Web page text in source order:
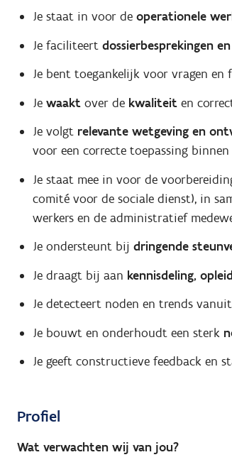
Je staat in voor de operationele
Je faciliteert dossierbesprekingen
Je bent toegankelijk voor vragen en
Je waaktover de kwaliteit en
Je volgtrelevante wetgeving en
voor een correcte toepassing
Je staat mee in voor de
comité voor de sociale dienst), in
werkers en de administratief
Je ondersteunt bij dringende
Je draagt bij aan kennisdeling,
Je detecteert noden en trends
Je bouwt en onderhoudt een sterk
Je geeft constructieve feedback en
Profiel
Wat verwachten wij van jou?